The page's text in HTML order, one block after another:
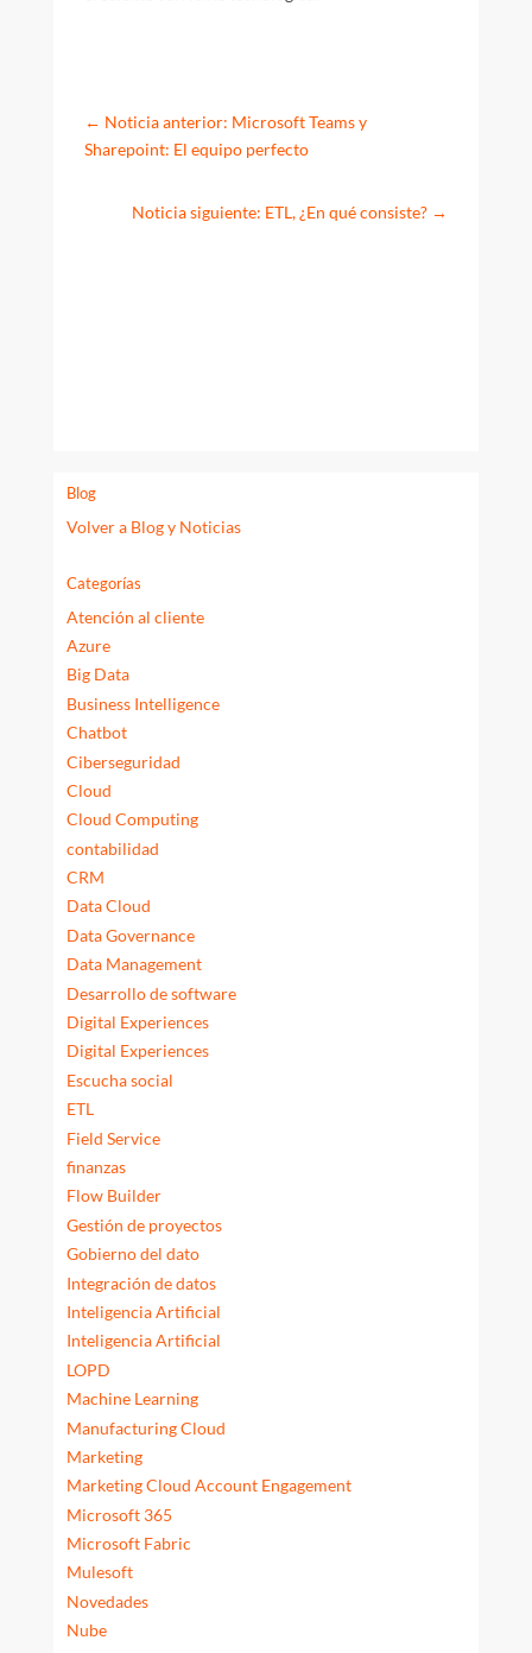
← Noticia anterior: Microsoft Teams y
Sharepoint: El equipo perfecto
Noticia siguiente: ETL, ¿En qué consiste? →
Blog
Volver a Blog y Noticias
Categorías
Atención al cliente
Azure
Big Data
Business Intelligence
Chatbot
Ciberseguridad
Cloud
Cloud Computing
contabilidad
CRM
Data Cloud
Data Governance
Data Management
Desarrollo de software
Digital Experiences
Digital Experiences
Escucha social
ETL
Field Service
finanzas
Flow Builder
Gestión de proyectos
Gobierno del dato
Integración de datos
Inteligencia Artificial
Inteligencia Artificial
LOPD
Machine Learning
Manufacturing Cloud
Marketing
Marketing Cloud Account Engagement
Microsoft 365
Microsoft Fabric
Mulesoft
Novedades
Nube